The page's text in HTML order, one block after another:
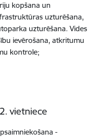
kopšana un
uzturēšana,
uzturēšana. Vides
ievērošana, atkritumu
kontrole;
vietniece
-